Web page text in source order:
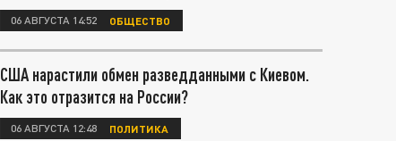
06 АВГУСТА 14:52 ОБЩЕСТВО
США нарастили обмен разведданными с Киевом.
Как это отразится на России?
06 АВГУСТА 12:48 ПОЛИТИКА